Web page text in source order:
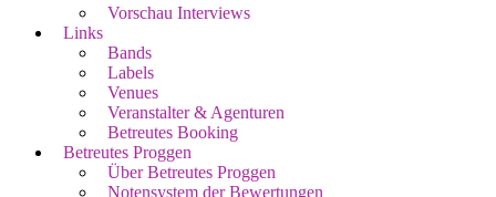
Vorschau Interviews
Links
Bands
Labels
Venues
Veranstalter & Agenturen
Betreutes Booking
Betreutes Proggen
Über Betreutes Proggen
Notensystem der Bewertungen